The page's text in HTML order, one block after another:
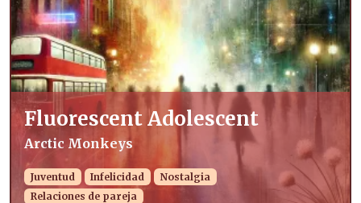
Fluorescent Adolescent
Arctic Monkeys
Juventud Infelicidad
Nostalgia
Relaciones de pareja